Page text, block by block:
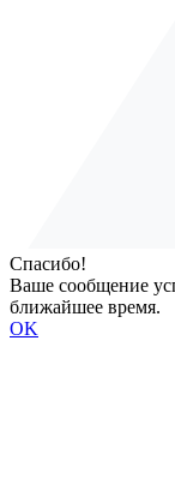
Спасибо!
Ваше сообщение
ближайшее время.
OK